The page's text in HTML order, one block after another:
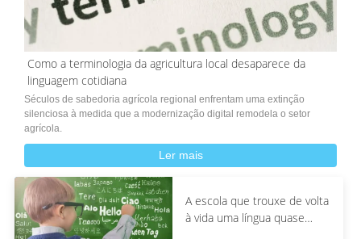
Como a terminologia da agricultura local desaparece da
linguagem cotidiana
Séculos de sabedoria agrícola regional enfrentam uma extinção
silenciosa à medida que a modernização digital remodela o setor
agrícola.
Ler mais
A escola que trouxe de volta
à vida uma língua quase